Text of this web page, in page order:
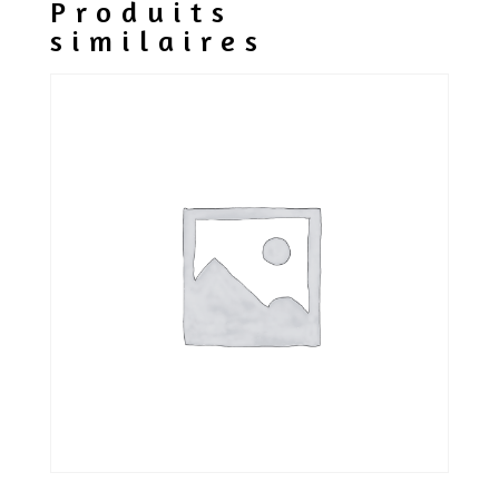
Produits
similaires